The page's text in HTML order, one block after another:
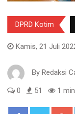
DPRD Kotim
Kamis, 21 Juli
By Redaksi
0 51 1